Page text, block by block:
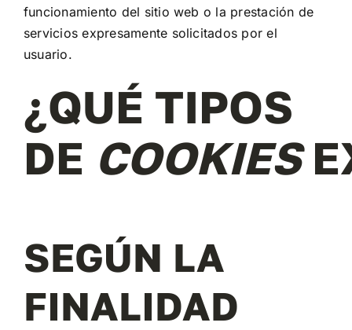
funcionamiento del sitio web o la prestación de
servicios expresamente solicitados por el
usuario.
¿QUÉ TIPOS
DE COOKIES
SEGÚN LA
FINALIDAD